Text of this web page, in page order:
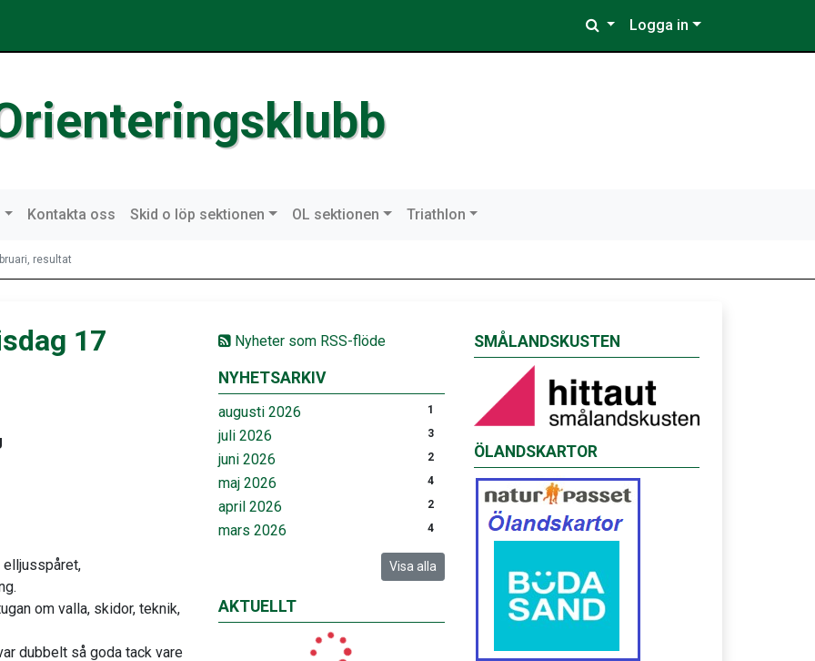
Logga in
Kontakta oss Skid o löp sektionen OL sektionen Triathlon
resultat
Nyheter som RSS-flöde
NYHETSARKIV
augusti 2026 1
juli 2026 3
juni 2026 2
maj 2026 4
april 2026 2
mars 2026 4
Visa alla
AKTUELLT
17
om valla, skidor, teknik,
dubbelt så goda tack vare
SMÅLANDSKUSTEN
ÖLANDSKARTOR